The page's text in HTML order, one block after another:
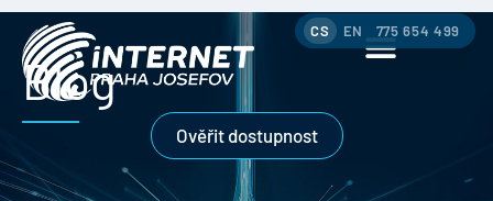
CS EN 775 654 499
Ověřit dostupnost
Blog